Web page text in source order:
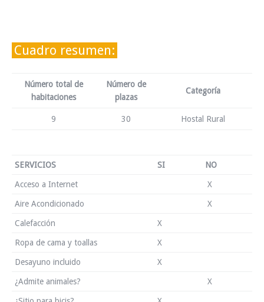
Cuadro resumen:
Número total de
habitaciones
Número de
plazas
Categoría
9 30 Hostal Rural
SERVICIOS SI NO
Acceso a Internet X
Aire Acondicionado X
Calefacción X
Ropa de cama y toallas X
Desayuno incluido X
¿Admite animales? X